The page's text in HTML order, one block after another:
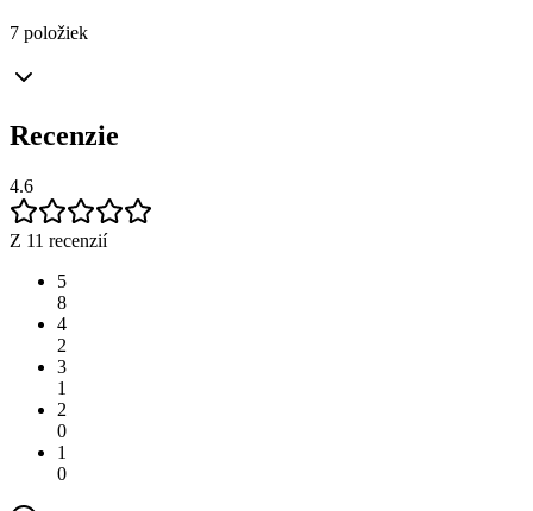
7 položiek
Recenzie
4.6
Z 11 recenzií
5
8
4
2
3
1
2
0
1
0